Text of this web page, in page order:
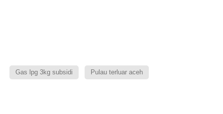
Gas lpg 3kg subsidi Pulau terluar aceh